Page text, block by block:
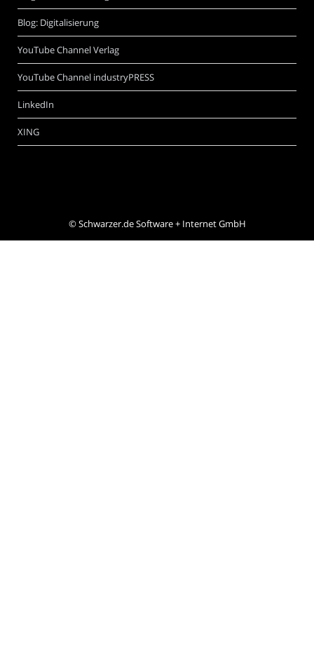
Blog: Digitalisierung
YouTube Channel Verlag
YouTube Channel industryPRESS
LinkedIn
XING
©Schwarzer.de Software + Internet GmbH